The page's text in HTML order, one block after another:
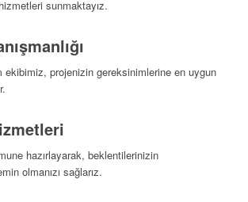
sunmaktayız.
ekibimiz, projenizin gereksinimlerine en uygun
hazırlayarak, beklentilerinizin
olmanızı sağlarız.